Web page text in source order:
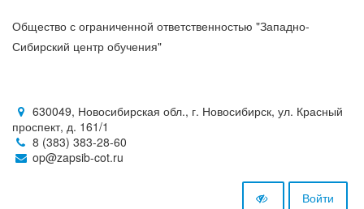
Общество с ограниченной ответственностью "Западно-
Сибирский центр обучения"
630049, Новосибирская обл., г. Новосибирск, ул. Красный
проспект, д. 161/1
8 (383) 383-28-60
op@zapsib-cot.ru
Войти